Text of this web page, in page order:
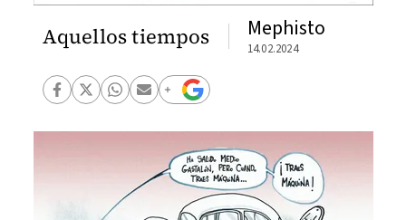
Aquellos tiempos Mephisto
14.02.2024